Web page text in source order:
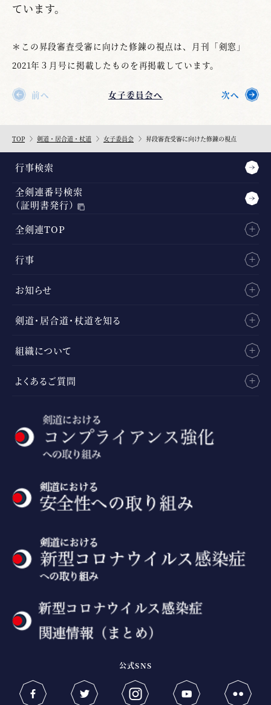
ています。
＊この昇段審査受審に向けた修錬の視点は、月刊「剣窓」
2021年３月号に掲載したものを再掲載しています。
前へ 女子委員会へ 次へ
TOP 剣道・居合道・杖道 女子委員会 昇段審査受審に向けた修錬の視点
行事検索
全剣連番号検索
（証明書発行）
全剣連TOP
行事
お知らせ
剣道・居合道・杖道を知る
組織について
よくあるご質問
公式SNS